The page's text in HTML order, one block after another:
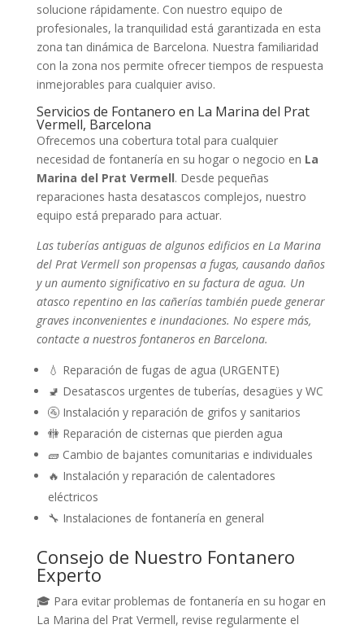
solucione rápidamente. Con nuestro equipo de
profesionales, la tranquilidad está garantizada en esta
zona tan dinámica de Barcelona. Nuestra familiaridad
con la zona nos permite ofrecer tiempos de respuesta
inmejorables para cualquier aviso.
Servicios de Fontanero en La Marina del Prat
Vermell, Barcelona
Ofrecemos una cobertura total para cualquier
necesidad de fontanería en su hogar o negocio en La
Marina del Prat Vermell. Desde pequeñas
reparaciones hasta desatascos complejos, nuestro
equipo está preparado para actuar.
Las tuberías antiguas de algunos edificios en La Marina
del Prat Vermell son propensas a fugas, causando daños
y un aumento significativo en su factura de agua. Un
atasco repentino en las cañerías también puede generar
graves inconvenientes e inundaciones. No espere más,
contacte a nuestros fontaneros en Barcelona.
💧 Reparación de fugas de agua (URGENTE)
🚽 Desatascos urgentes de tuberías, desagües y WC
🚰 Instalación y reparación de grifos y sanitarios
🚻 Reparación de cisternas que pierden agua
🧱 Cambio de bajantes comunitarias e individuales
🔥 Instalación y reparación de calentadores
eléctricos
🔧 Instalaciones de fontanería en general
Consejo de Nuestro Fontanero
Experto
🎓 Para evitar problemas de fontanería en su hogar en
La Marina del Prat Vermell, revise regularmente el